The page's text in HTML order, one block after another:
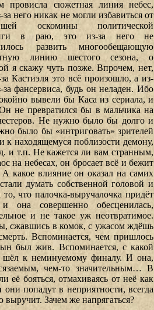
провисла сюжетная линия небес,
за него никак не могли избавиться от
оскомины политической
в раю, это из-за него не
развить многообещающую
линию шестого сезона, о
я скажу чуть позже. Впрочем, нет,
Кастиэля это всё произошло, а из-
за фансервиса, будь он неладен. Ибо
вывели бы Каса из сериала, и
не превратился бы в мальчика на
Не нужно было бы долго и
было бы «интриговать» зрителей
к находящемуся поблизости демону,
и т.п. Не кажется ли вам странным,
на небесах, он бросает всё и бежит
какое влияние он оказал на самих
думать собственной головой и
что палочка-выручалочка придёт
совершенно обесценилась,
и не такое уж неотвратимое.
сжавшись в комок, с ужасом ждёшь
Вспоминается, чем пришлось
был жив. Вспоминается, с какой
шёл к неминуемому финалу. И она,
чем-то значительным… В
её бояться, отмахиваясь от неё как
попадут в неприятности, всегда
выручит. Зачем же напрягаться?